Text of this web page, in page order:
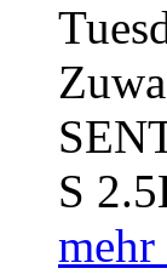
S